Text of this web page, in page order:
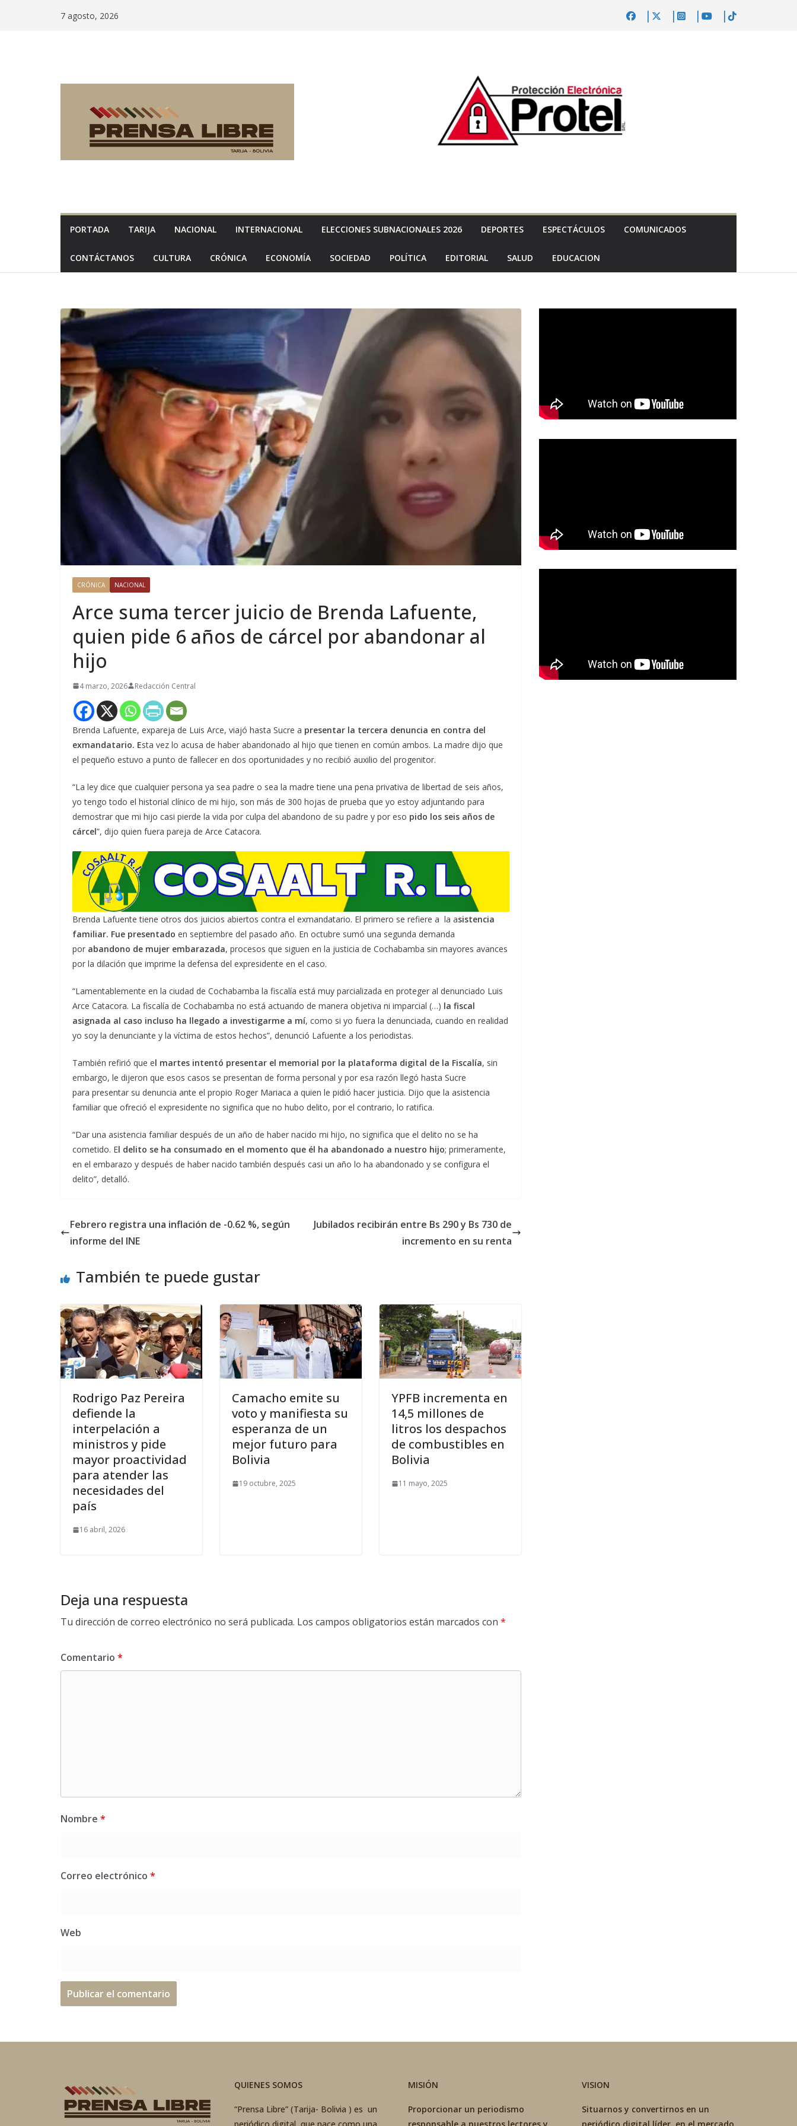
7 agosto, 2026
PORTADA TARIJA NACIONAL INTERNACIONAL ELECCIONES SUBNACIONALES 2026 DEPORTES ESPECTÁCULOS COMUNICADOS
CONTÁCTANOS CULTURA CRÓNICA ECONOMÍA SOCIEDAD POLÍTICA EDITORIAL SALUD EDUCACION
CRÓNICA NACIONAL
Arce suma tercer juicio de Brenda Lafuente,
quien pide 6 años de cárcel por abandonar al
hijo
4 marzo, 2026 Redacción Central
Brenda Lafuente, expareja de Luis Arce, viajó hasta Sucre a presentar la tercera denuncia en contra del
exmandatario. Esta vez lo acusa de haber abandonado al hijo que tienen en común ambos. La madre dijo que
el pequeño estuvo a punto de fallecer en dos oportunidades y no recibió auxilio del progenitor.
“La ley dice que cualquier persona ya sea padre o sea la madre tiene una pena privativa de libertad de seis años,
yo tengo todo el historial clínico de mi hijo, son más de 300 hojas de prueba que yo estoy adjuntando para
demostrar que mi hijo casi pierde la vida por culpa del abandono de su padre y por eso pido los seis años de
cárcel”, dijo quien fuera pareja de Arce Catacora.
Brenda Lafuente tiene otros dos juicios abiertos contra el exmandatario. El primero se refiere a la asistencia
familiar. Fue presentado en septiembre del pasado año. En octubre sumó una segunda demanda
por abandono de mujer embarazada, procesos que siguen en la justicia de Cochabamba sin mayores avances
por la dilación que imprime la defensa del expresidente en el caso.
“Lamentablemente en la ciudad de Cochabamba la fiscalía está muy parcializada en proteger al denunciado Luis
Arce Catacora. La fiscalía de Cochabamba no está actuando de manera objetiva ni imparcial (…) la fiscal
asignada al caso incluso ha llegado a investigarme a mí, como si yo fuera la denunciada, cuando en realidad
yo soy la denunciante y la víctima de estos hechos”, denunció Lafuente a los periodistas.
También refirió que el martes intentó presentar el memorial por la plataforma digital de la Fiscalía, sin
embargo, le dijeron que esos casos se presentan de forma personal y por esa razón llegó hasta Sucre
para presentar su denuncia ante el propio Roger Mariaca a quien le pidió hacer justicia. Dijo que la asistencia
familiar que ofreció el expresidente no significa que no hubo delito, por el contrario, lo ratifica.
“Dar una asistencia familiar después de un año de haber nacido mi hijo, no significa que el delito no se ha
cometido. El delito se ha consumado en el momento que él ha abandonado a nuestro hijo; primeramente,
en el embarazo y después de haber nacido también después casi un año lo ha abandonado y se configura el
delito”, detalló.
Febrero registra una inflación de -0.62 %, según
informe del INE
Jubilados recibirán entre Bs 290 y Bs 730 de
incremento en su renta
También te puede gustar
Rodrigo Paz Pereira
defiende la
interpelación a
ministros y pide
mayor proactividad
para atender las
necesidades del
país
16 abril, 2026
Camacho emite su
voto y manifiesta su
esperanza de un
mejor futuro para
Bolivia
19 octubre, 2025
YPFB incrementa en
14,5 millones de
litros los despachos
de combustibles en
Bolivia
11 mayo, 2025
Deja una respuesta
Tu dirección de correo electrónico no será publicada. Los campos obligatorios están marcados con *
Comentario *
Nombre *
Correo electrónico *
Web
QUIENES SOMOS
“Prensa Libre” (Tarija- Bolivia ) es un
MISIÓN
Proporcionar un periodismo
VISION
Situarnos y convertirnos en un